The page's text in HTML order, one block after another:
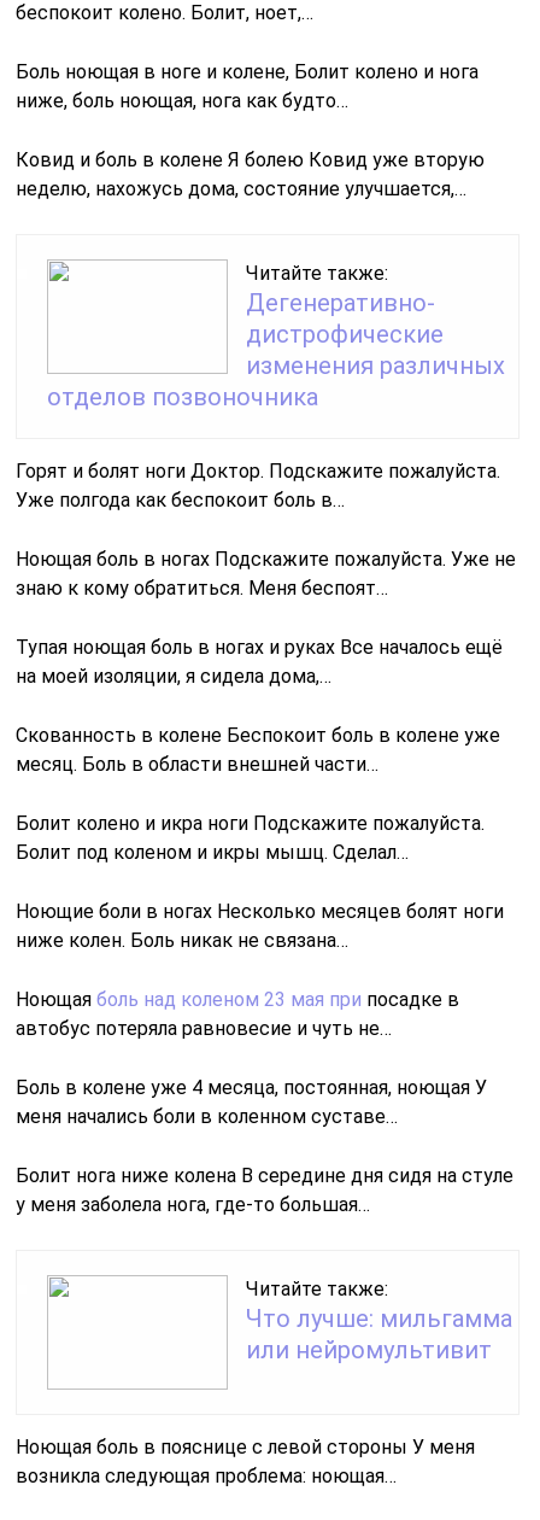
беспокоит колено. Болит, ноет,…
Боль ноющая в ноге и колене, Болит колено и нога
ниже, боль ноющая, нога как будто…
Ковид и боль в колене Я болею Ковид уже вторую
неделю, нахожусь дома, состояние улучшается,…
Читайте также:
Дегенеративно-
дистрофические
изменения различных
отделов позвоночника
Горят и болят ноги Доктор. Подскажите пожалуйста.
Уже полгода как беспокоит боль в…
Ноющая боль в ногах Подскажите пожалуйста. Уже не
знаю к кому обратиться. Меня беспоят…
Тупая ноющая боль в ногах и руках Все началось ещё
на моей изоляции, я сидела дома,…
Скованность в колене Беспокоит боль в колене уже
месяц. Боль в области внешней части…
Болит колено и икра ноги Подскажите пожалуйста.
Болит под коленом и икры мышц. Сделал…
Ноющие боли в ногах Несколько месяцев болят ноги
ниже колен. Боль никак не связана…
Ноющаяболь над коленом 23 мая при посадке в
автобус потеряла равновесие и чуть не…
Боль в колене уже 4 месяца, постоянная, ноющая У
меня начались боли в коленном суставе…
Болит нога ниже колена В середине дня сидя на стуле
у меня заболела нога, где-то большая…
Читайте также:
Что лучше: мильгамма
или нейромультивит
Ноющая боль в пояснице с левой стороны У меня
возникла следующая проблема: ноющая…